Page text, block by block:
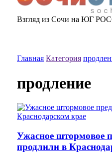
Взгляд из Сочи на ЮГ
Главная Категория
продление
Ужасное штормовое
продлили в